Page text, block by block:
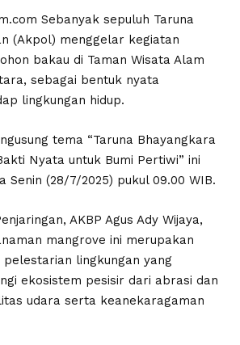
Sebanyak sepuluh Taruna
(Akpol) menggelar kegiatan
bakau di Taman Wisata Alam
sebagai bentuk nyata
lingkungan hidup.
tema “Taruna Bhayangkara
Nyata untuk Bumi Pertiwi” ini
Senin (28/7/2025) pukul 09.00 WIB.
AKBP Agus Ady Wijaya,
mangrove ini merupakan
pelestarian lingkungan yang
ekosistem pesisir dari abrasi dan
udara serta keanekaragaman